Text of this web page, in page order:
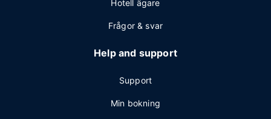
Hotell ägare
Frågor & svar
Help and support
Support
Min bokning